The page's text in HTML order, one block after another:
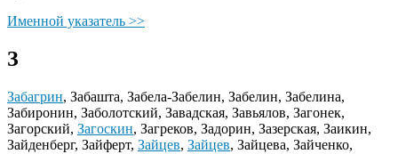
Именной указатель >>
З
Забагрин, Забашта, Забела-Забелин, Забелин, Забелина,
Забиронин, Заболотский, Завадская, Завьялов, Загонек,
Загорский, Загоскин, Загреков, Задорин, Зазерская, Заикин,
Зайденберг, Зайферт, Зайцев, Зайцев, Зайцева, Зайченко,